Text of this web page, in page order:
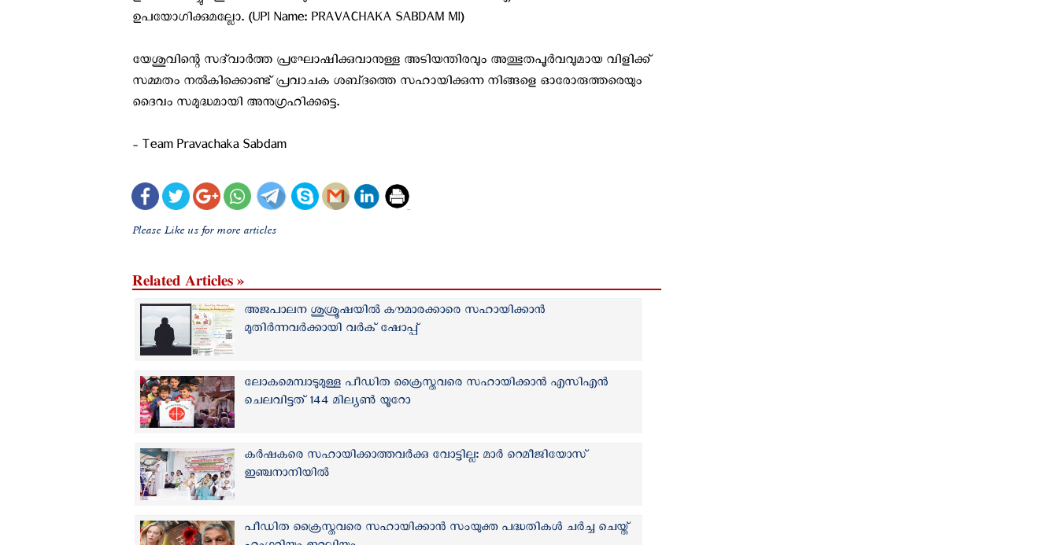
ഉപയോഗിക്കുമല്ലോ. (UPI Name: PRAVACHAKA SABDAM MI)
യേശുവിന്റെ സദ്‌വാർത്ത പ്രഘോഷിക്കുവാനുള്ള അടിയന്തിരവും അത്ഭുതപൂർവവുമായ വിളിക്ക്
സമ്മതം നൽകിക്കൊണ്ട് പ്രവാചക ശബ്‌ദത്തെ സഹായിക്കുന്ന നിങ്ങളെ ഓരോരുത്തരെയും
ദൈവം സമുദ്ധമായി അനുഗ്രഹിക്കട്ടെ.
- Team Pravachaka Sabdam
Please Like us for more articles
Related Articles »
അജപാലന ശുശ്രൂഷയിൽ കൗമാരക്കാരെ സഹായിക്കാന്‍
മുതിര്‍ന്നവര്‍ക്കായി വർക്‌ ഷോപ്പ്
ലോകമെമ്പാടുമുള്ള പീഡിത ക്രൈസ്തവരെ സഹായിക്കാന്‍ എ‌സി‌എന്‍
ചെലവിട്ടത് 144 മില്യണ്‍ യൂറോ
കർഷകരെ സഹായിക്കാത്തവർക്കു വോട്ടില്ല: മാർ റെമീജിയോസ്
ഇഞ്ചനാനിയിൽ
പീഡിത ക്രൈസ്തവരെ സഹായിക്കാൻ സംയുക്ത പദ്ധതികൾ ചർച്ച ചെയ്ത്